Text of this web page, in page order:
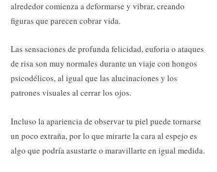
alrededor comienza a deformarse y vibrar, creando
figuras que parecen cobrar vida.
Las sensaciones de profunda felicidad, euforia o ataques
de risa son muy normales durante un viaje con hongos
psicodélicos, al igual que las alucinaciones y los
patrones visuales al cerrar los ojos.
Incluso la apariencia de observar tu piel puede tornarse
un poco extraña, por lo que mirarte la cara al espejo es
algo que podría asustarte o maravillarte en igual medida.